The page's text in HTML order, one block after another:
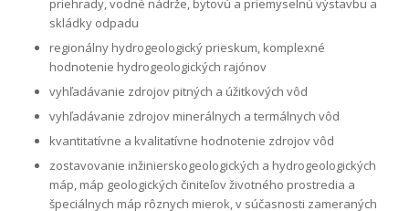
priehrady, vodné nádrže, bytovú a priemyselnú výstavbu a
skládky odpadu
regionálny hydrogeologický prieskum, komplexné
hodnotenie hydrogeologických rajónov
vyhľadávanie zdrojov pitných a úžitkových vôd
vyhľadávanie zdrojov minerálnych a termálnych vôd
kvantitatívne a kvalitatívne hodnotenie zdrojov vôd
zostavovanie inžinierskogeologických a hydrogeologických
máp, máp geologických činiteľov životného prostredia a
špeciálnych máp rôznych mierok, v súčasnosti zameraných